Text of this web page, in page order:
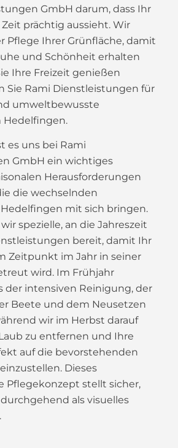
GmbH darum, dass Ihr
prächtig aussieht. Wir
Pflege Ihrer Grünfläche, damit
und Schönheit erhalten
Ihre Freizeit genießen
Sie Rami Dienstleistungen für
umweltbewusste
Hedelfingen.
es uns bei Rami
GmbH ein wichtiges
Herausforderungen
die wechselnden
mit sich bringen.
spezielle, an die Jahreszeit
bereit, damit Ihr
Zeitpunkt im Jahr in seiner
wird. Im Frühjahr
der intensiven Reinigung, der
Beete und dem Neusetzen
wir im Herbst darauf
zu entfernen und Ihre
auf die bevorstehenden
Dieses
Pflegekonzept stellt sicher,
als visuelles